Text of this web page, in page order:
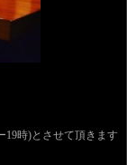
19時)とさせて頂きます